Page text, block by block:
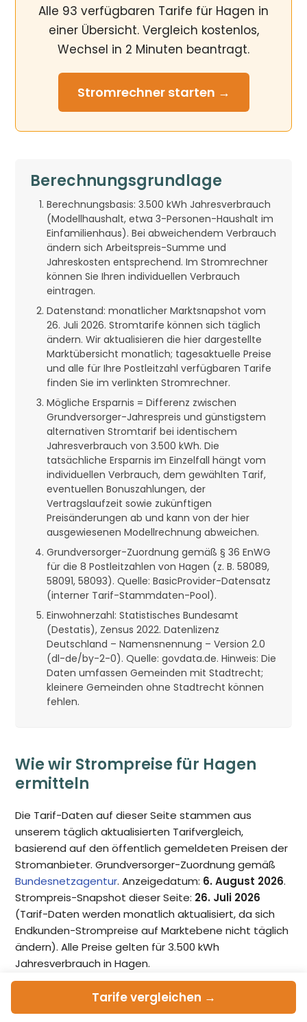
Alle 93 verfügbaren Tarife für Hagen in
einer Übersicht. Vergleich kostenlos,
Wechsel in 2 Minuten beantragt.
Stromrechnerstarten →
Berechnungsgrundlage
Berechnungsbasis: 3.500 kWh Jahresverbrauch
(Modellhaushalt, etwa 3-Personen-Haushalt im
Einfamilienhaus). Bei abweichendem Verbrauch
ändern sich Arbeitspreis-Summe und
Jahreskosten entsprechend. Im Stromrechner
können Sie Ihren individuellen Verbrauch
eintragen.
Datenstand: monatlicher Marktsnapshot vom
26. Juli 2026. Stromtarife können sich täglich
ändern. Wir aktualisieren die hier dargestellte
Marktübersicht monatlich; tagesaktuelle Preise
und alle für Ihre Postleitzahl verfügbaren Tarife
finden Sie im verlinkten Stromrechner.
Mögliche Ersparnis = Differenz zwischen
Grundversorger-Jahrespreis und günstigstem
alternativen Stromtarif bei identischem
Jahresverbrauch von 3.500 kWh. Die
tatsächliche Ersparnis im Einzelfall hängt vom
individuellen Verbrauch, dem gewählten Tarif,
eventuellen Bonuszahlungen, der
Vertragslaufzeit sowie zukünftigen
Preisänderungen ab und kann von der hier
ausgewiesenen Modellrechnung abweichen.
Grundversorger-Zuordnung gemäß § 36 EnWG
für die 8 Postleitzahlen von Hagen (z. B. 58089,
58091, 58093). Quelle: BasicProvider-Datensatz
(interner Tarif-Stammdaten-Pool).
Einwohnerzahl: Statistisches Bundesamt
(Destatis), Zensus 2022. Datenlizenz
Deutschland – Namensnennung – Version 2.0
(dl-de/by-2-0). Quelle: govdata.de. Hinweis: Die
Daten umfassen Gemeinden mit Stadtrecht;
kleinere Gemeinden ohne Stadtrecht können
fehlen.
Wie wir Strompreise für Hagen
ermitteln
Die Tarif-Daten auf dieser Seite stammen aus
unserem täglich aktualisierten Tarifvergleich,
basierend auf den öffentlich gemeldeten Preisen der
Stromanbieter. Grundversorger-Zuordnung gemäß
Bundesnetzagentur. Anzeigedatum: 6. August 2026.
Strompreis-Snapshot dieser Seite: 26. Juli 2026
(Tarif-Daten werden monatlich aktualisiert, da sich
Endkunden-Strompreise auf Marktebene nicht täglich
ändern). Alle Preise gelten für 3.500 kWh
Jahresverbrauch in Hagen.
Tarifevergleichen →